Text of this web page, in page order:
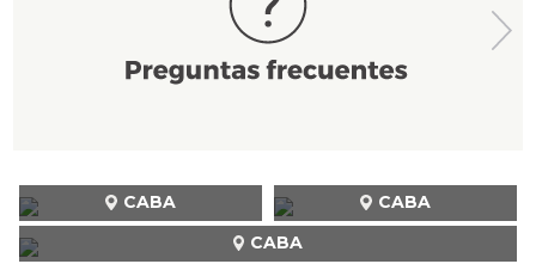
CABA
CABA CABA